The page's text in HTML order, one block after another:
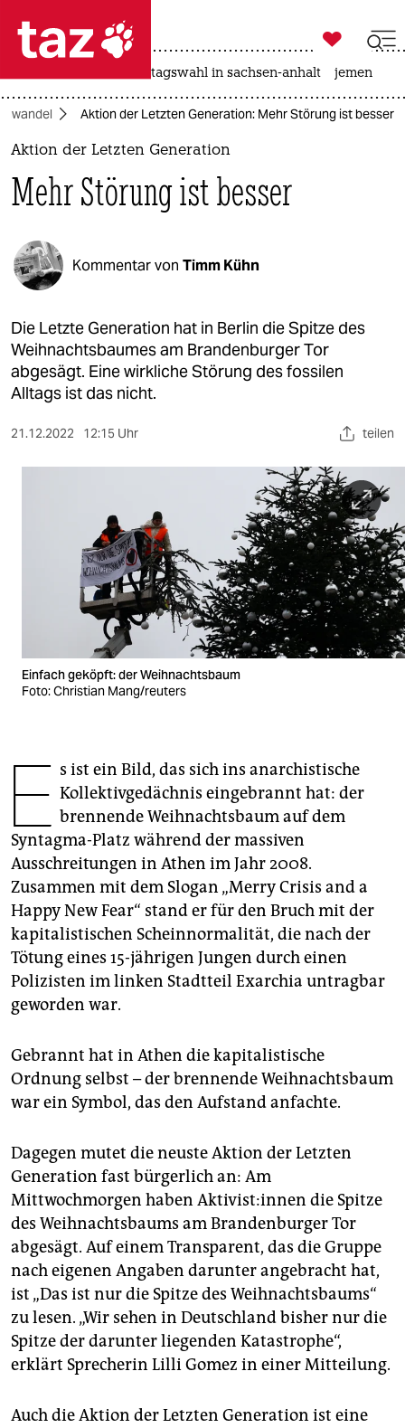
 taz zahl ich
taz zahl ich
politik
öko
gesellschaft
kultur
sport
berlin
veranstaltungen
fragen & hilfe
genossenschaft
epaper login

taz zahl ich
landtagswahl in sachsen-anhalt jemen
Aktion der Letzten Generation: Mehr Störung ist besser
Aktion der Letzten Generation
Mehr Störung ist besser
Kommentar von Timm Kühn
Die Letzte Generation hat in Berlin die Spitze des
Weihnachtsbaumes am Brandenburger Tor
abgesägt. Eine wirkliche Störung des fossilen
Alltags ist das nicht.
21.12.2022 12:15 Uhr teilen
Einfach geköpft: der Weihnachtsbaum
Foto: Christian Mang/reuters
E s ist ein Bild, das sich ins anarchistische
Kollektivgedächnis eingebrannt hat: der
brennende Weihnachtsbaum auf dem
Syntagma-Platz während der massiven
Ausschreitungen in Athen im Jahr 2008.
Zusammen mit dem Slogan „Merry Crisis and a
Happy New Fear“ stand er für den Bruch mit der
kapitalistischen Scheinnormalität, die nach der
Tötung eines 15-jährigen Jungen durch einen
Polizisten im linken Stadtteil Exarchia untragbar
geworden war.
Gebrannt hat in Athen die kapitalistische
Ordnung selbst – der brennende Weihnachtsbaum
war ein Symbol, das den Aufstand anfachte.
Dagegen mutet die neuste Aktion der Letzten
Generation fast bürgerlich an: Am
Mittwochmorgen haben Ak­ti­vis­t:in­nen die Spitze
des Weihnachtsbaums am Brandenburger Tor
abgesägt. Auf einem Transparent, das die Gruppe
nach eigenen Angaben darunter angebracht hat,
ist „Das ist nur die Spitze des Weihnachtsbaums“
zu lesen. „Wir sehen in Deutschland bisher nur die
Spitze der darunter liegenden Katastrophe“,
erklärt Sprecherin Lilli Gomez in einer Mitteilung.
Auch die Aktion der Letzten Generation ist eine